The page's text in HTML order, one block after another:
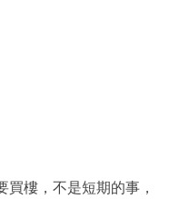
樓，不是短期的事，